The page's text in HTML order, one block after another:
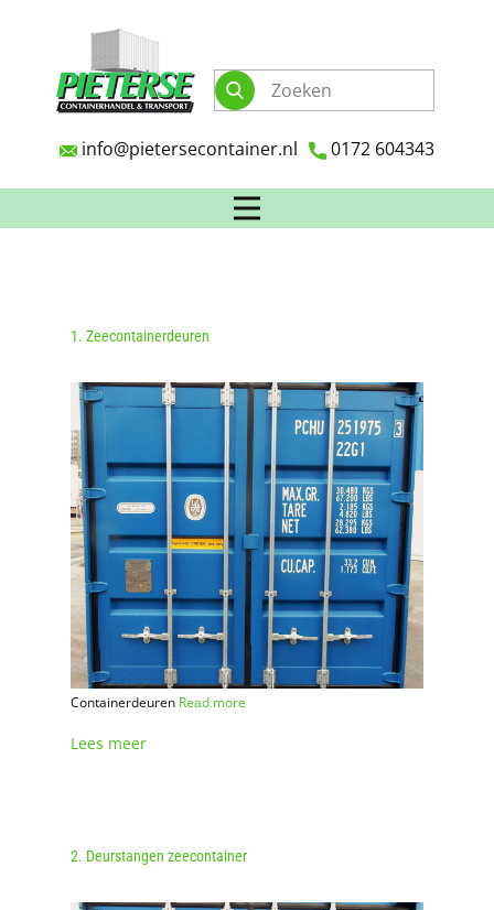
info@pietersecontainer.nl 0172 604343
1. Zeecontainerdeuren
Containerdeuren Read more
Lees meer
2. Deurstangen zeecontainer